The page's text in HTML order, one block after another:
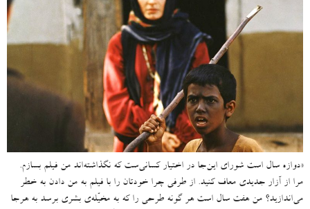
«دوازه سال است شورای این‌جا در اختیار کسانی‌ست که نگذاشته‌اند من فیلم بسازم.
مرا از آزار جدیدی معاف کنید. از طرفی چرا خودتان را با فیلم به من دادن به خطر
می‌اندازید؟ من هفت سال است هر گونه طرحی را که به مخیّله‌ی بشری برسد به هرجا